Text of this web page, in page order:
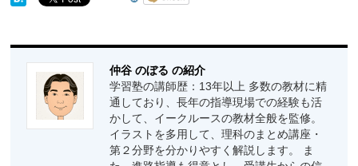
仲谷 のぼる の紹介
学習塾の講師歴：13年以上 多数の教材に精
通しており、長年の指導現場での経験も活
かして、イークルースの教材全般を監修。
イラストを多用して、理科のまとめ講座・
第２分野を分かりやすく解説します。 ま